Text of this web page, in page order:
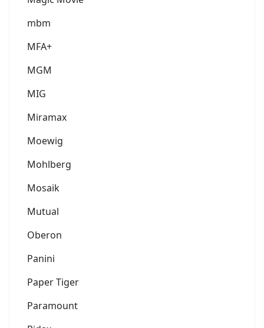
mbm
MFA+
MGM
MIG
Miramax
Moewig
Mohlberg
Mosaik
Mutual
Oberon
Panini
Paper Tiger
Paramount